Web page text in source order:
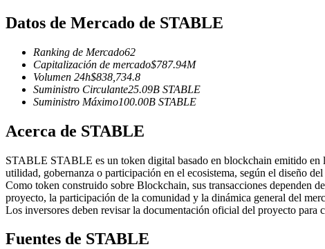
Futuros del USDC
Datos de Mercado de STABLE
Ranking de Mercado62
Capitalización de mercado$787.94M
Volumen 24h$838,734.8
Suministro Circulante25.09B STABLE
Suministro Máximo100.00B STABLE
Acerca de STABLE
STABLE STABLE es un token digital basado en blockchain emitido en
utilidad, gobernanza o participación en el ecosistema, según el diseño
Como token construido sobre Blockchain, sus transacciones dependen
proyecto, la participación de la comunidad y la dinámica general del
Los inversores deben revisar la documentación oficial del proyecto para
Fuentes de STABLE